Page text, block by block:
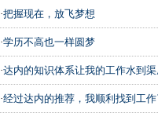
·把握现在，放飞梦想
·学历不高也一样圆梦
·达内的知识体系让我的工作水到
·经过达内的推荐，我顺利找到工